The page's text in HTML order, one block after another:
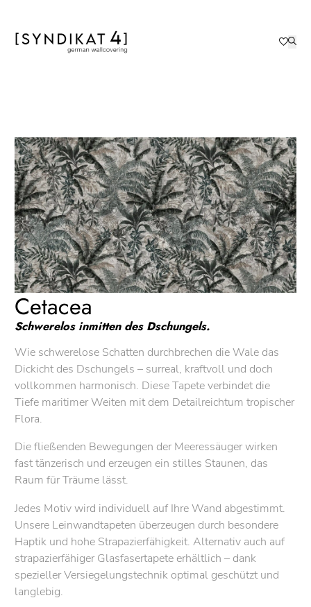
Cetacea
Schwerelos inmitten des Dschungels.
Wie schwerelose Schatten durchbrechen die Wale das
Dickicht des Dschungels – surreal, kraftvoll und doch
vollkommen harmonisch. Diese Tapete verbindet die
Tiefe maritimer Weiten mit dem Detailreichtum tropischer
Flora.
Die fließenden Bewegungen der Meeressäuger wirken
fast tänzerisch und erzeugen ein stilles Staunen, das
Raum für Träume lässt.
Jedes Motiv wird individuell auf Ihre Wand abgestimmt.
Unsere Leinwandtapeten überzeugen durch besondere
Haptik und hohe Strapazierfähigkeit. Alternativ auch auf
strapazierfähiger Glasfasertapete erhältlich – dank
spezieller Versiegelungstechnik optimal geschützt und
langlebig.